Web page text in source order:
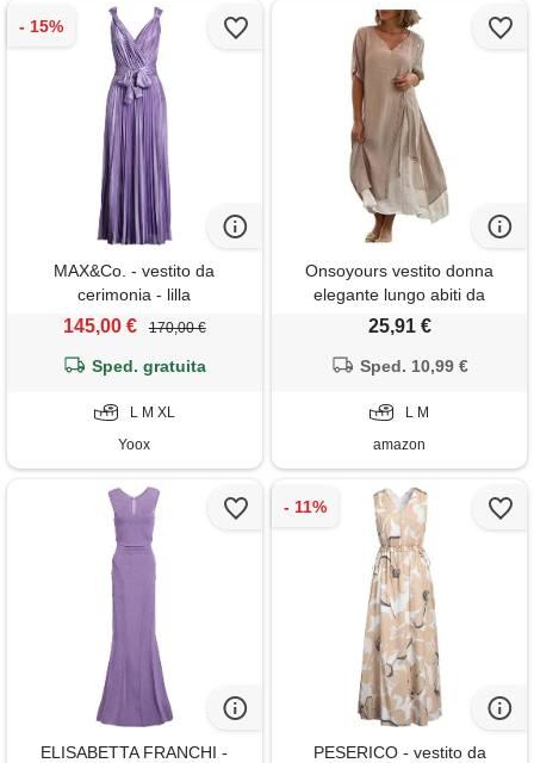
MAX&Co. - vestito da
cerimonia - lilla
145,00 € 170,00 €
Sped. gratuita
L M XL
Yoox
Onsoyours vestito donna
elegante lungo abiti da
cerimonia curvy sexy scollo v
corta abito maxi vestito chiffon
25,91 €
Sped. 10,99 €
L M
amazon
ELISABETTA FRANCHI -
PESERICO - vestito da